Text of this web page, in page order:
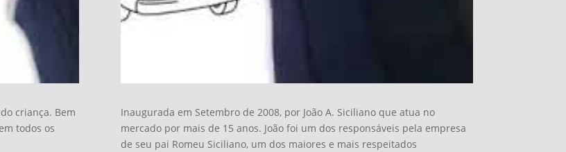
criança. Bem
todos os
Inaugurada em Setembro de 2008, por João A. Siciliano que atua no
mercado por mais de 15 anos. João foi um dos responsáveis pela empresa
de seu pai Romeu Siciliano, um dos maiores e mais respeitados